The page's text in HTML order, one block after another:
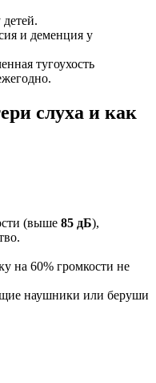
детей.
и деменция у
тугоухость
слуха и как
(выше 85 дБ),
на 60% громкости не
наушники или беруши